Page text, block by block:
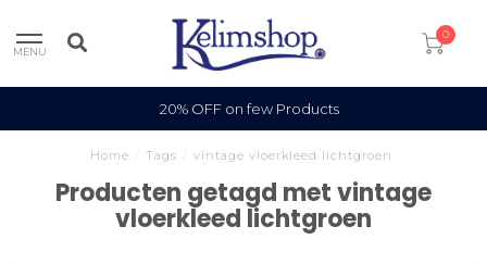
MENU
0
20% OFF on few Products
Home Tags vintage vloerkleed lichtgroen
Producten getagd met vintage
vloerkleed lichtgroen